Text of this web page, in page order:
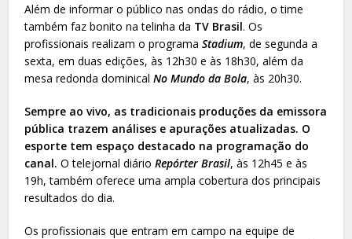
Além de informar o público nas ondas do rádio, o time
também faz bonito na telinha da TV Brasil. Os
profissionais realizam o programaStadium, de segunda a
sexta, em duas edições, às 12h30 e às 18h30, além da
mesa redonda dominicalNo Mundo da Bola, às 20h30.
Sempre ao vivo, as tradicionais produções da emissora
pública trazem análises e apurações atualizadas. O
esporte tem espaço destacado na programação do
canal. O telejornal diárioRepórter Brasil, às 12h45 e às
19h, também oferece uma ampla cobertura dos principais
resultados do dia.
Os profissionais que entram em campo na equipe de